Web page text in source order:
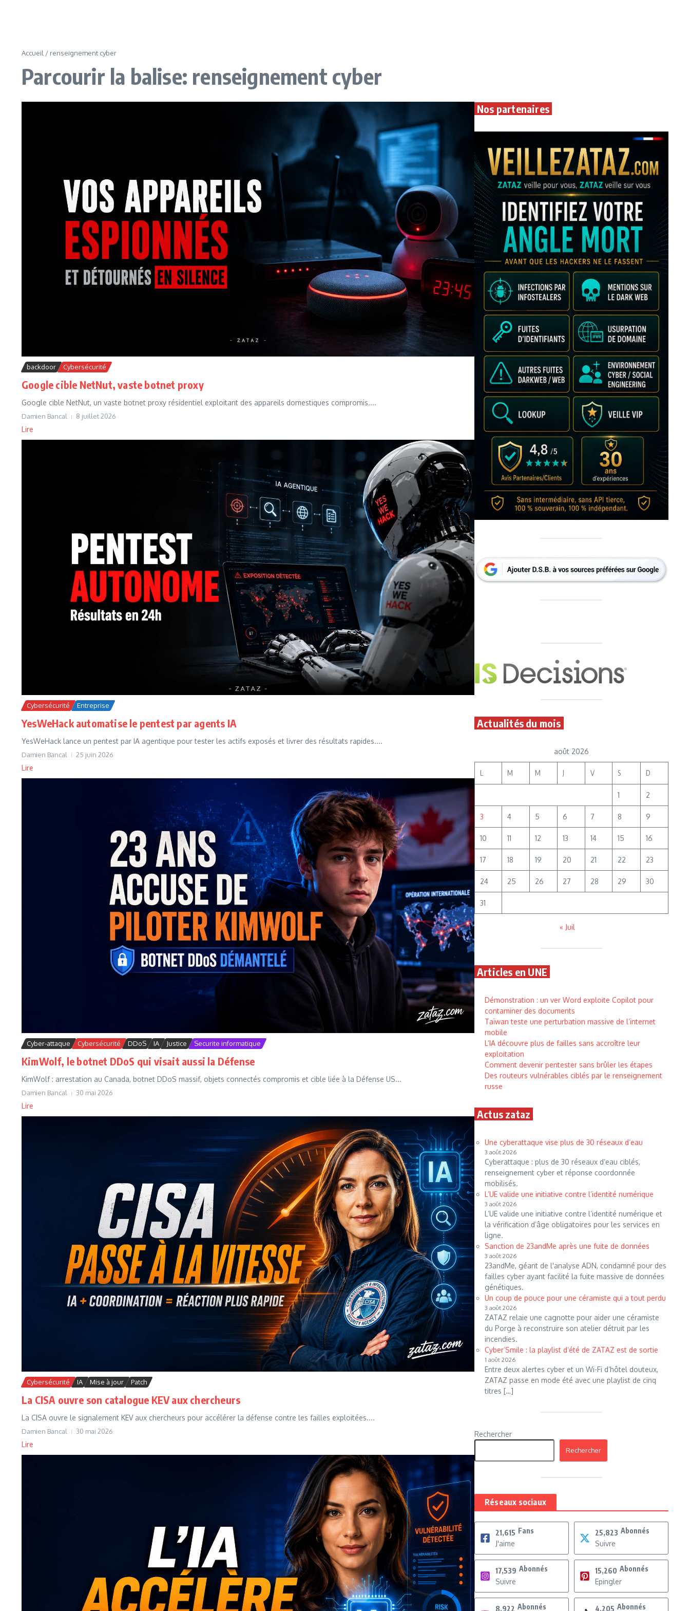
Accueil / renseignement cyber
Parcourir la balise: renseignement cyber
backdoor Cybersécurité
Google cible NetNut, vaste botnet proxy
Google cible NetNut, un vaste botnet proxy résidentiel exploitant des appareils domestiques compromis....
Damien Bancal 8 juillet 2026
Lire
Cybersécurité Entreprise
YesWeHack automatise le pentest par agents IA
YesWeHack lance un pentest par IA agentique pour tester les actifs exposés et livrer des résultats rapides....
Damien Bancal 25 juin 2026
Lire
Cyber-attaque Cybersécurité DDoS IA Justice Securite informatique
KimWolf, le botnet DDoS qui visait aussi la Défense
KimWolf : arrestation au Canada, botnet DDoS massif, objets connectés compromis et cible liée à la Défense US...
Damien Bancal 30 mai 2026
Lire
Cybersécurité IA Mise à jour Patch
La CISA ouvre son catalogue KEV aux chercheurs
La CISA ouvre le signalement KEV aux chercheurs pour accélérer la défense contre les failles exploitées....
Damien Bancal 30 mai 2026
Lire
Nos partenaires
Actualités du mois
août 2026
L M M J V S D
1 2
3 4 5 6 7 8 9
10 11 12 13 14 15 16
17 18 19 20 21 22 23
24 25 26 27 28 29 30
31
« Juil
Articles en UNE
Démonstration : un ver Word exploite Copilot pour
contaminer des documents
Taïwan teste une perturbation massive de l’internet
mobile
L’IA découvre plus de failles sans accroître leur
exploitation
Comment devenir pentester sans brûler les étapes
Des routeurs vulnérables ciblés par le renseignement
russe
Actus zataz
Une cyberattaque vise plus de 30 réseaux d’eau
3 août 2026
Cyberattaque : plus de 30 réseaux d’eau ciblés,
renseignement cyber et réponse coordonnée
mobilisés.
L’UE valide une initiative contre l’identité numérique
3 août 2026
L’UE valide une initiative contre l’identité numérique et
la vérification d’âge obligatoires pour les services en
ligne.
Sanction de 23andMe après une fuite de données
3 août 2026
23andMe, géant de l'analyse ADN, condamné pour des
failles cyber ayant facilité la fuite massive de données
génétiques.
Un coup de pouce pour une céramiste qui a tout perdu
3 août 2026
ZATAZ relaie une cagnotte pour aider une céramiste
du Porge à reconstruire son atelier détruit par les
incendies.
Cyber’Smile : la playlist d’été de ZATAZ est de sortie
1 août 2026
Entre deux alertes cyber et un Wi-Fi d’hôtel douteux,
ZATAZ passe en mode été avec une playlist de cinq
titres […]
Rechercher
Rechercher
Réseaux sociaux
21,615 Fans
J'aime
25,823 Abonnés
Suivre
17,539 Abonnés
Suivre
15,260 Abonnés
Epingler
8,922 Abonnés 4,205 Abonnés